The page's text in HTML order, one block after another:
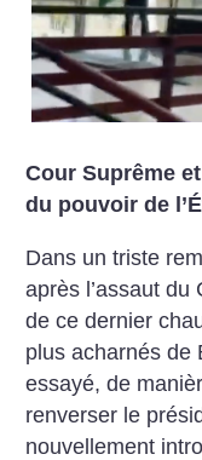
Cour Suprême
du pouvoir de
Dans un triste
après l’assaut
de ce dernier
plus acharnés de
essayé, de
renverser le
nouvellement